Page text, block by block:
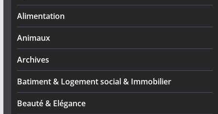
Alimentation
Animaux
Archives
Batiment & Logement social & Immobilier
Beauté & Elégance